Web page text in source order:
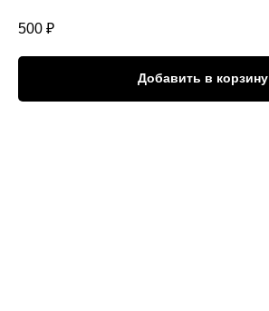
500 ₽
Добавить в корзину